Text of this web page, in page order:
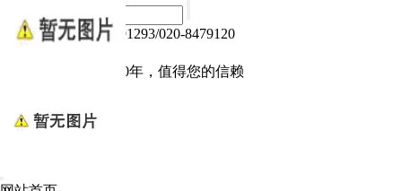
热线电话：020-84791293/020-8479120
电子产品我们做了10年，值得您的信赖